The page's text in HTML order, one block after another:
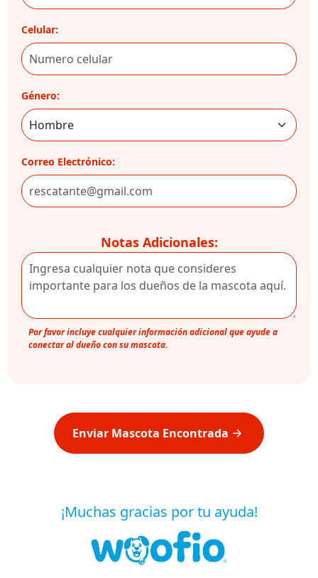
Celular:
Género:
Correo Electrónico:
Notas Adicionales:
Por favor incluye cualquier información adicional que ayude a
conectar al dueño con su mascota.
Enviar Mascota Encontrada
¡Muchas gracias por tu ayuda!